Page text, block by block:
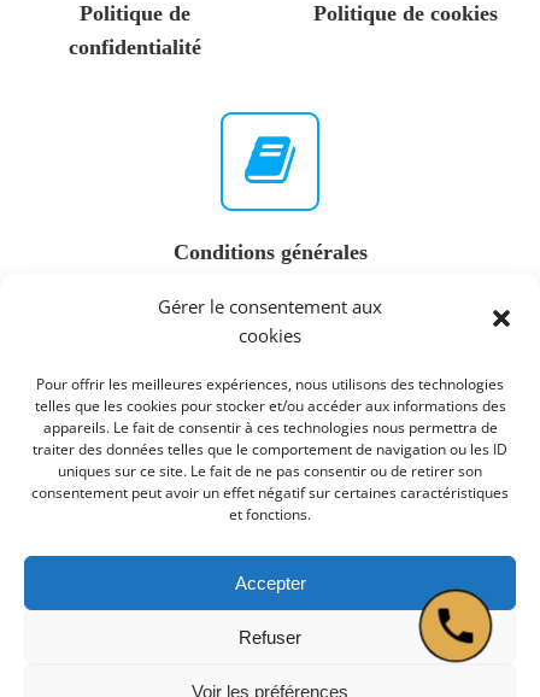
Gérer le consentement aux
cookies
Pour offrir les meilleures expériences, nous utilisons des technologies
telles que les cookies pour stocker et/ou accéder aux informations des
appareils. Le fait de consentir à ces technologies nous permettra de
traiter des données telles que le comportement de navigation ou les ID
uniques sur ce site. Le fait de ne pas consentir ou de retirer son
consentement peut avoir un effet négatif sur certaines caractéristiques
et fonctions.
Accepter
Refuser
Voir les préférences
Politique de
confidentialité
Politique de cookies
Conditions générales